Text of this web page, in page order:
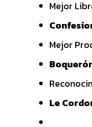
Mejor
Mejor
Le